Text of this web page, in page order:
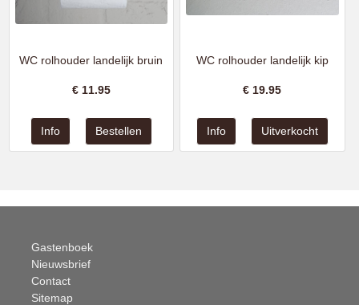
WC rolhouder landelijk bruin
€ 11.95
WC rolhouder landelijk kip
€ 19.95
Gastenboek
Nieuwsbrief
Contact
Sitemap